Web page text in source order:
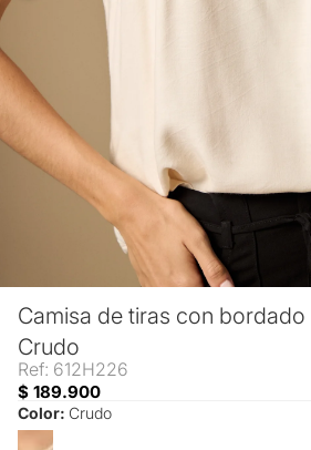
Camisa de tiras con
Crudo
Ref: 612H226
$ 189.900
Color: Crudo